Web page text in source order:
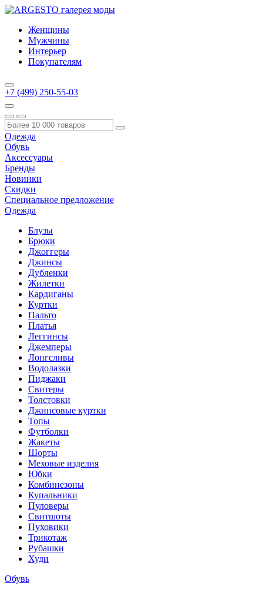
Женщины
Мужчины
Интерьер
Покупателям
+7 (499) 250-55-03
Одежда
Обувь
Аксессуары
Бренды
Новинки
Скидки
Специальное предложение
Одежда
Блузы
Брюки
Джоггеры
Джинсы
Дубленки
Жилетки
Кардиганы
Куртки
Пальто
Платья
Леггинсы
Джемперы
Лонгсливы
Водолазки
Пиджаки
Свитеры
Толстовки
Джинсовые куртки
Топы
Футболки
Жакеты
Шорты
Меховые изделия
Юбки
Комбинезоны
Купальники
Пуловеры
Свитшоты
Пуховики
Трикотаж
Рубашки
Худи
Обувь